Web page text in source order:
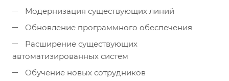
Модернизация существующих линий
Обновление программного обеспечения
Расширение существующих
автоматизированных систем
Обучение новых сотрудников